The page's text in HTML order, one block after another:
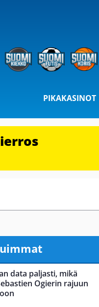
PIKAKASINOT
data paljasti, mikä
Ogierin rajuun